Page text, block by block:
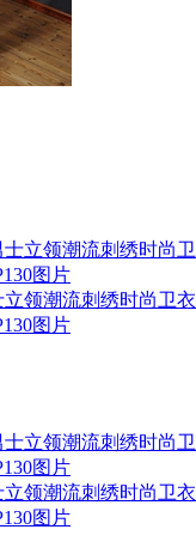
领潮流刺绣时尚卫衣
图片
领潮流刺绣时尚卫衣
图片